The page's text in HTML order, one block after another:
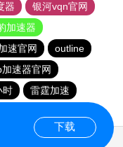
器
银河vqn官网
加速器
速官网
outline
加速器官网
时
雷霆加速
下载